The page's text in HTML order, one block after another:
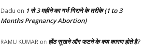
Dadu on 1 से 3 महीने का गर्भ गिराने के तरीके (1 to 3
Months Pregnancy Abortion)
RAMU KUMAR on होंठ सूखने और फटने के क्या कारण होते है?